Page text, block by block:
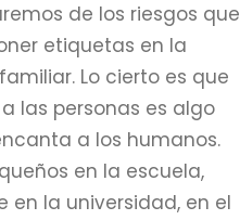
de los riesgos que
etiquetas en la
Lo cierto es que
las personas es algo
a los humanos.
en la escuela,
en la universidad, en el